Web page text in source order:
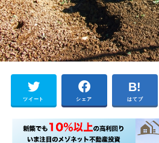
ツイート シェア はてブ